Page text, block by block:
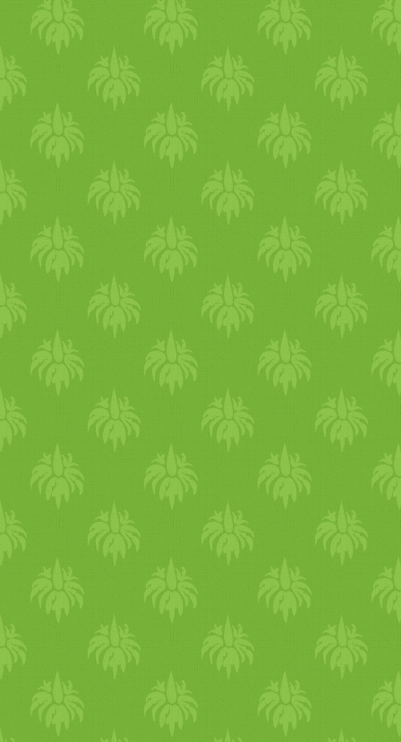
egy sós-illóolajos
közül az
édeskömény olaj
párologtathatunk
citromfű, gyömbér
1 teáskanál bázisolajba
levendula és kamilla
megegyező irányban
gyomorszájat. Majd
Közben kortyolgass egy
köményes gyógyteát.
receptje a szódabikarbóna
refluxos tüneteket.
távon ugyanúgy nem
savlekötők. Ihatunk lúgos